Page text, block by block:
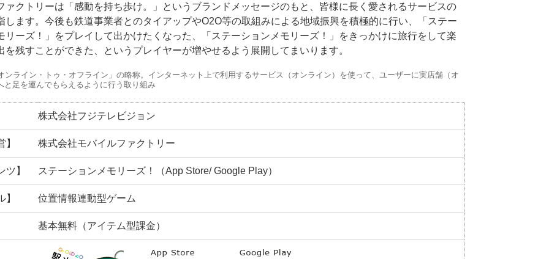
ァクトリーは「感動を持ち歩け。」というブランドメッセージのもと、皆様に長く愛されるサービスの
します。今後も鉄道事業者とのタイアップやO2O等の取組みによる地域振興を積極的に行い、「ステー
リーズ！」をプレイして出かけたくなった、「ステーションメモリーズ！」をきっかけに旅行をして楽
を残すことができた、というプレイヤーが増やせるよう展開してまいります。
ンライン・トゥ・オフライン」の略称。インターネット上で利用するサービス（オンライン）を使って、ユーザーに実店舗（オ
と足を運んでもらえるように行う取り組み
株式会社フジテレビジョン
】 株式会社モバイルファクトリー
ツ】 ステーションメモリーズ！（App Store/ Google Play）
】 位置情報連動型ゲーム
基本無料（アイテム型課金）